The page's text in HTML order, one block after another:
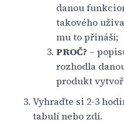
danou
takového
mu to přináší;
PROČ? –
rozhodla
produkt
Vyhraďte si 2-3
tabulí nebo zdí.